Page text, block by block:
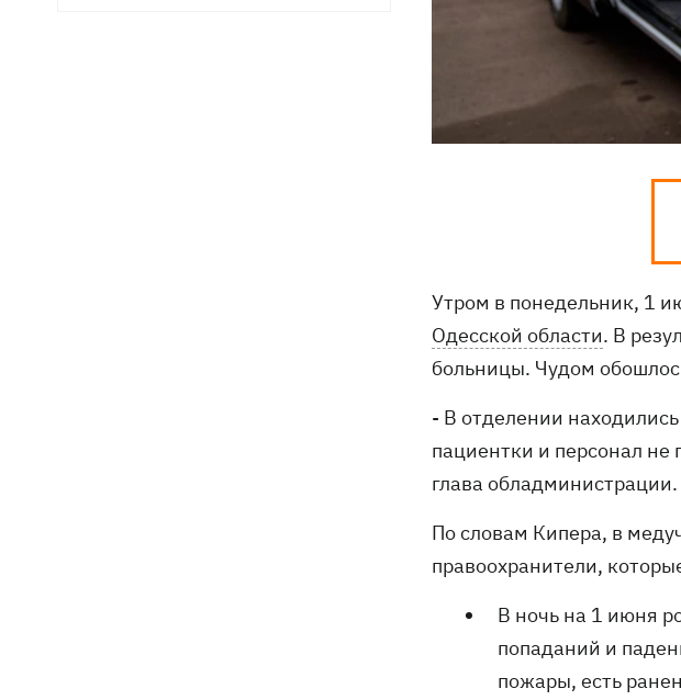
Утром в понедельник, 1
Одесской области. В
больницы. Чудом
- В отделении
пациентки и персонал
глава обладминистрации.
По словам Кипера, в
правоохранители,
В ночь на 1 июня
попаданий и
пожары, есть